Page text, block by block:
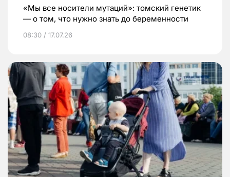
«Мы все носители мутаций»: томский генетик
— о том, что нужно знать до беременности
08:30 / 17.07.26